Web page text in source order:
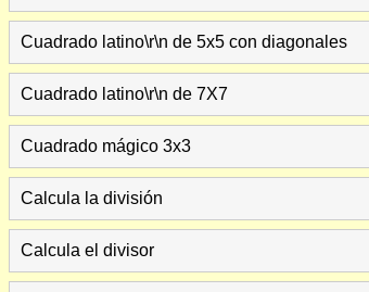
Cuadrado latino\r\n de 5x5 con diagonales
Cuadrado latino\r\n de 7X7
Cuadrado mágico 3x3
Calcula la división
Calcula el divisor